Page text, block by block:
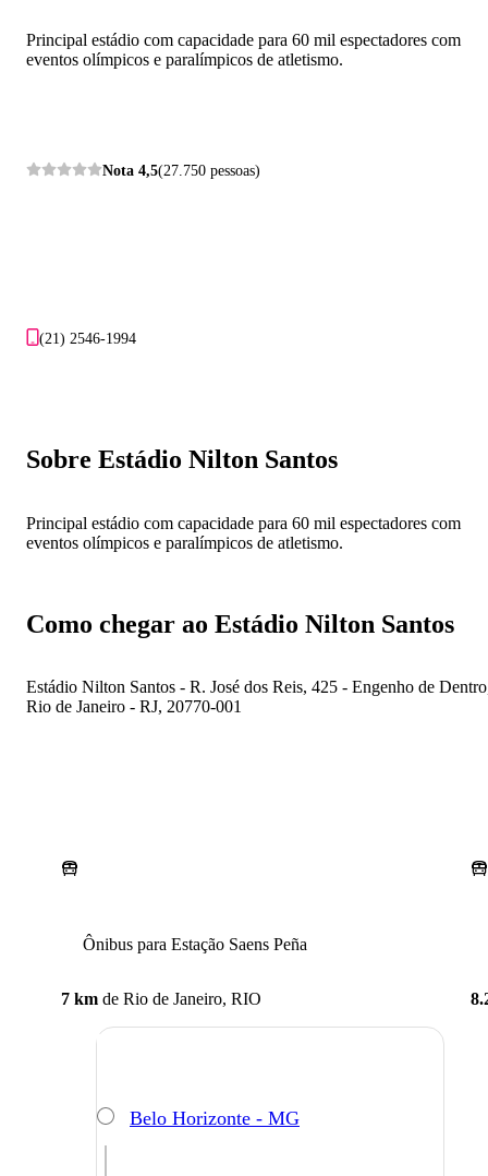
Principal estádio com capacidade para 60 mil espectadores com
eventos olímpicos e paralímpicos de atletismo.
Nota 4,5(27.750 pessoas)
(21) 2546-1994
Sobre Estádio Nilton Santos
Principal estádio com capacidade para 60 mil espectadores com
eventos olímpicos e paralímpicos de atletismo.
Como chegar ao Estádio Nilton Santos
Estádio Nilton Santos - R. José dos Reis, 425 - Engenho de
Rio de Janeiro - RJ, 20770-001
Ônibus para Estação Saens Peña
7 km de Rio de Janeiro, RIO
Belo Horizonte - MG